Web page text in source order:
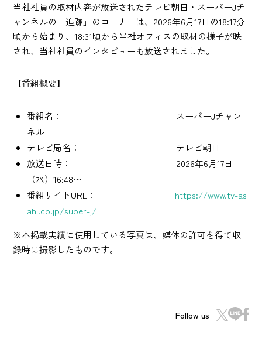
当社社員の取材内容が放送されたテレビ朝日・スーパーJチ
ャンネルの「追跡」のコーナーは、2026年6月17日の18:17分
頃から始まり、18:31頃から当社オフィスの取材の様子が映
され、当社社員のインタビューも放送されました。
【番組概要】
番組名： スーパーJチャン
ネル
テレビ局名： テレビ朝日
放送日時： 2026年6月17日
（水）16:48〜
番組サイトURL： https://www.tv-as
ahi.co.jp/super-j/
※本掲載実績に使用している写真は、媒体の許可を得て収
録時に撮影したものです。
Follow us